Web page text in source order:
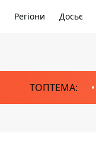
Регіони Досьє
ТОПТЕМА: